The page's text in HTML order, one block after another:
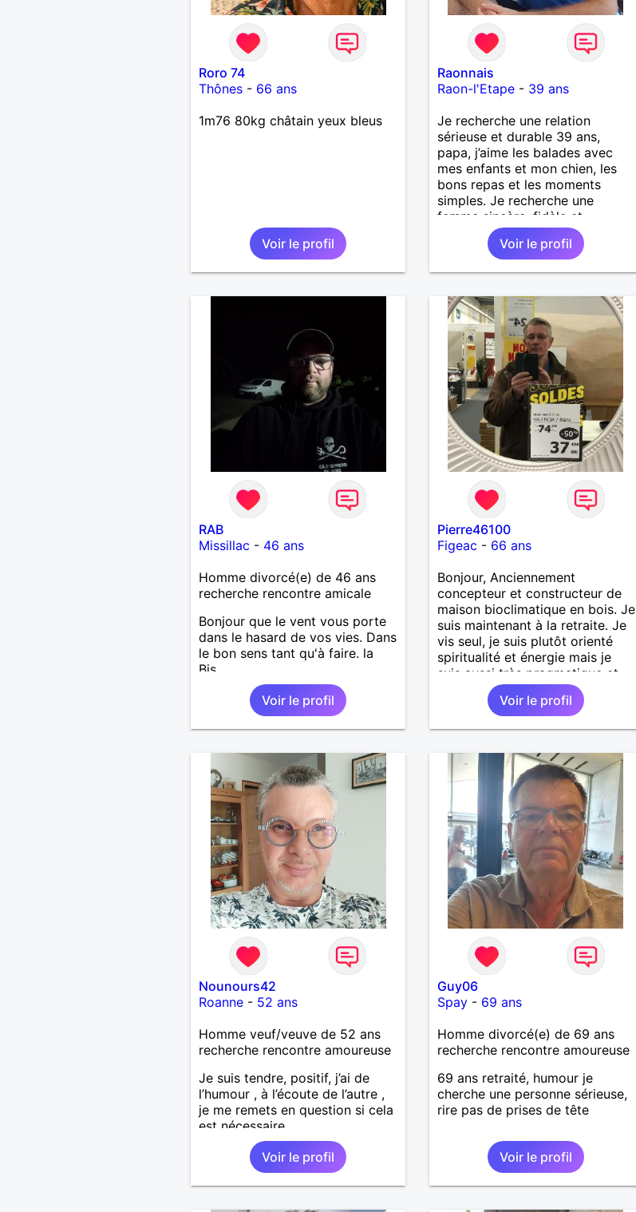
Roro 74
Thônes- 66 ans
1m76 80kg châtain yeux bleus
Voir le profil
Raonnais
Raon-l'Etape- 39 ans
Je recherche une relation
sérieuse et durable 39 ans,
papa, j’aime les balades avec
mes enfants et mon chien, les
bons repas et les moments
simples. Je recherche une
femme sincère, fidèle et
sérieuse, avec qui construire une
belle histoire. Je ne veux pas
perdre mon temps, juste trouver
Voir le profil
RAB
Missillac - 46 ans
Homme divorcé(e) de 46 ans
recherche rencontre amicale
Bonjour que le vent vous porte
dans le hasard de vos vies. Dans
le bon sens tant qu'à faire. la
Bis.
Voir le profil
Pierre46100
Figeac - 66 ans
Bonjour, Anciennement
concepteur et constructeur de
maison bioclimatique en bois. Je
suis maintenant à la retraite. Je
vis seul, je suis plutôt orienté
spiritualité et énergie mais je
suis aussi très pragmatique et
un très bon bricoleur. J’aime la
douceur, la sensualité, le
partage . Je ne suis pas dans le
souhaite rencontrer une
personne pour partager,
expérimenté, découvrir
ensemble et se soutenir
mutuellement pour devenir le
meilleur de soi-même et
rayonner l'amour. Je vis
actuellement dans le Lot mais je
compte m'installer à nouveau à
l'ile de la Réunion avant la fin
2026. Pierre
Voir le profil
Nounours42
Roanne- 52 ans
Homme veuf/veuve de 52 ans
recherche rencontre amoureuse
Je suis tendre, positif, j’ai de
l’humour , à l’écoute de l’autre ,
je me remets en question si cela
est nécessaire.
Voir le profil
Guy06
Spay- 69 ans
Homme divorcé(e) de 69 ans
recherche rencontre amoureuse
69 ans retraité, humour je
cherche une personne sérieuse,
rire pas de prises de tête
Voir le profil